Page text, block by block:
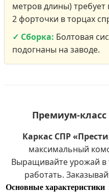
метров длины)
2 форточки в торцах
✓ Сборка: Болтовая
подогнаны на заводе.
Премиум-
Каркас СПР
максимальный
Выращивайте урожай в
работать.
Основные характеристики